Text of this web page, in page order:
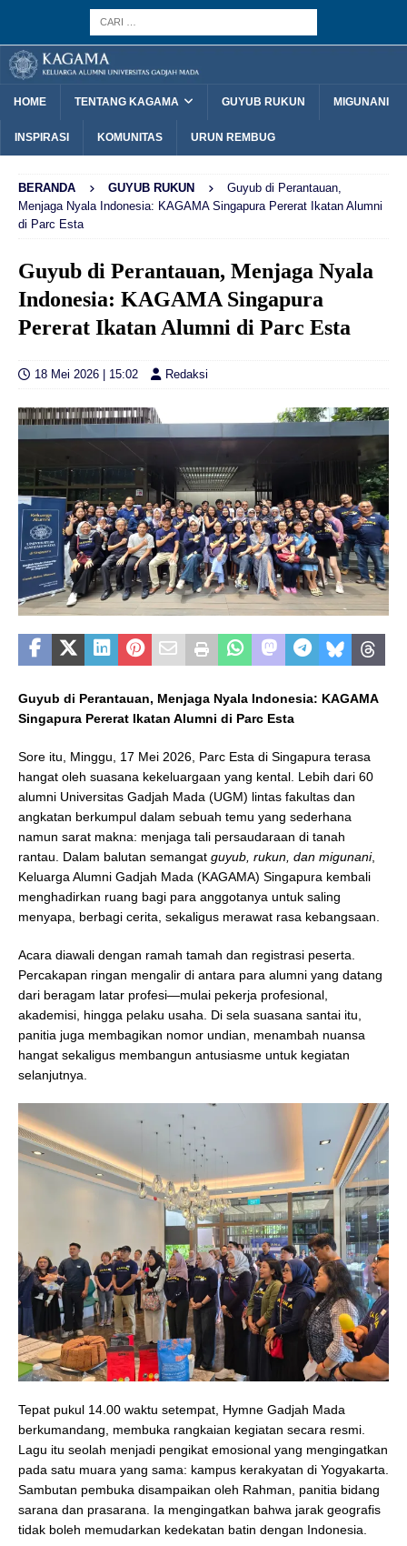
HOME TENTANG KAGAMA GUYUB RUKUN MIGUNANI
INSPIRASI KOMUNITAS URUN REMBUG
BERANDA GUYUB RUKUN
Guyub di Perantauan,
Menjaga Nyala Indonesia: KAGAMA Singapura Pererat Ikatan Alumni
di Parc Esta
Guyub di Perantauan, Menjaga Nyala
Indonesia: KAGAMA Singapura
Pererat Ikatan Alumni di Parc Esta
18 Mei 2026 | 15:02 Redaksi
Guyub di Perantauan, Menjaga Nyala Indonesia: KAGAMA
Singapura Pererat Ikatan Alumni di Parc Esta
Sore itu, Minggu, 17 Mei 2026, Parc Esta di Singapura terasa
hangat oleh suasana kekeluargaan yang kental. Lebih dari 60
alumni Universitas Gadjah Mada (UGM) lintas fakultas dan
angkatan berkumpul dalam sebuah temu yang sederhana
namun sarat makna: menjaga tali persaudaraan di tanah
rantau. Dalam balutan semangat guyub, rukun, dan migunani,
Keluarga Alumni Gadjah Mada (KAGAMA) Singapura kembali
menghadirkan ruang bagi para anggotanya untuk saling
menyapa, berbagi cerita, sekaligus merawat rasa kebangsaan.
Acara diawali dengan ramah tamah dan registrasi peserta.
Percakapan ringan mengalir di antara para alumni yang datang
dari beragam latar profesi—mulai pekerja profesional,
akademisi, hingga pelaku usaha. Di sela suasana santai itu,
panitia juga membagikan nomor undian, menambah nuansa
hangat sekaligus membangun antusiasme untuk kegiatan
selanjutnya.
Tepat pukul 14.00 waktu setempat, Hymne Gadjah Mada
berkumandang, membuka rangkaian kegiatan secara resmi.
Lagu itu seolah menjadi pengikat emosional yang mengingatkan
pada satu muara yang sama: kampus kerakyatan di Yogyakarta.
Sambutan pembuka disampaikan oleh Rahman, panitia bidang
sarana dan prasarana. Ia mengingatkan bahwa jarak geografis
tidak boleh memudarkan kedekatan batin dengan Indonesia.